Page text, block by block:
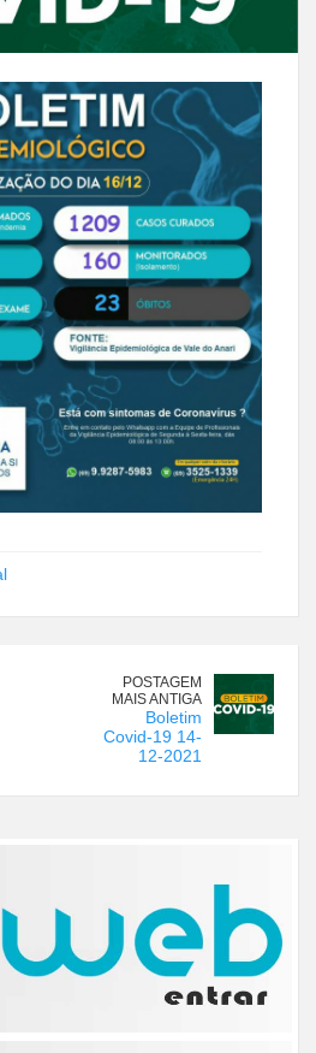
POSTAGEM
MAIS ANTIGA
Boletim
Covid-19 14-
12-2021